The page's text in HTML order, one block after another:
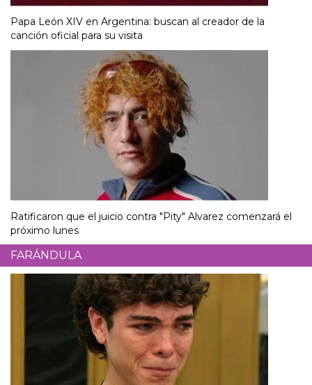
Papa León XIV en Argentina: buscan al creador de la
canción oficial para su visita
Ratificaron que el juicio contra "Pity" Alvarez comenzará el
próximo lunes
FARÁNDULA